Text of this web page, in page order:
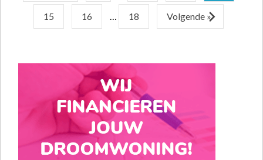
15 16 … 18 Volgende »